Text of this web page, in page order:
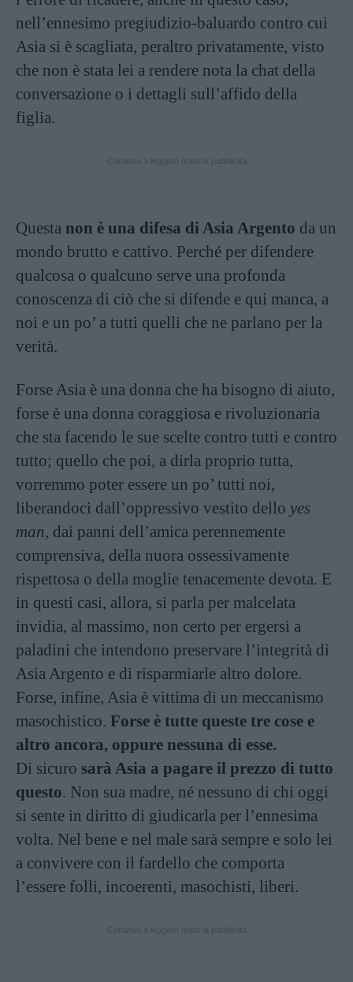
nell’ennesimo pregiudizio-baluardo contro cui
Asia si è scagliata, peraltro privatamente, visto
che non è stata lei a rendere nota la chat della
conversazione o i dettagli sull’affido della
figlia.
Questa non è una difesa di Asia Argento da un
mondo brutto e cattivo. Perché per difendere
qualcosa o qualcuno serve una profonda
conoscenza di ciò che si difende e qui manca, a
noi e un po’ a tutti quelli che ne parlano per la
verità.
Forse Asia è una donna che ha bisogno di aiuto,
forse è una donna coraggiosa e rivoluzionaria
che sta facendo le sue scelte contro tutti e contro
tutto; quello che poi, a dirla proprio tutta,
vorremmo poter essere un po’ tutti noi,
liberandoci dall’oppressivo vestito dello yes
man, dai panni dell’amica perennemente
comprensiva, della nuora ossessivamente
rispettosa o della moglie tenacemente devota. E
in questi casi, allora, si parla per malcelata
invidia, al massimo, non certo per ergersi a
paladini che intendono preservare l’integrità di
Asia Argento e di risparmiarle altro dolore.
Forse, infine, Asia è vittima di un meccanismo
masochistico. Forse è tutte queste tre cose e
altro ancora, oppure nessuna di esse.
Di sicuro sarà Asia a pagare il prezzo di tutto
questo. Non sua madre, né nessuno di chi oggi
si sente in diritto di giudicarla per l’ennesima
volta. Nel bene e nel male sarà sempre e solo lei
a convivere con il fardello che comporta
l’essere folli, incoerenti, masochisti, liberi.